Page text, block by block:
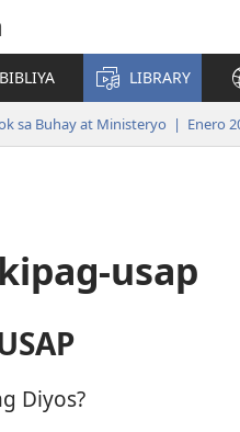
LIBRARY
sa Buhay at Ministeryo | Enero
usap
Diyos?